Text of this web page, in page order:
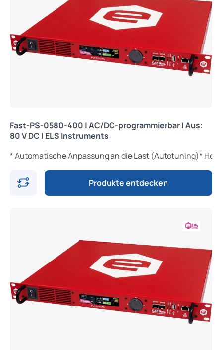
Fast-PS-0580-400 | AC/DC-programmierbar | Aus:
80 V DC | ELS Instruments
* Automatische Anpassung an die Last (Autotuning)*
Produkte entdecken